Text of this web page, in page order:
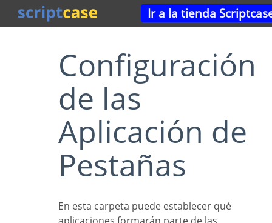
Ir a la tienda
Configuración
de las
Aplicación de
Pestañas
En esta carpeta puede establecer qué